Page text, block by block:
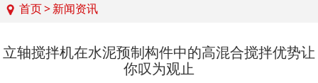
首页>新闻资讯
立轴搅拌机在水泥预制构件中的高混合搅拌优势让
你叹为观止